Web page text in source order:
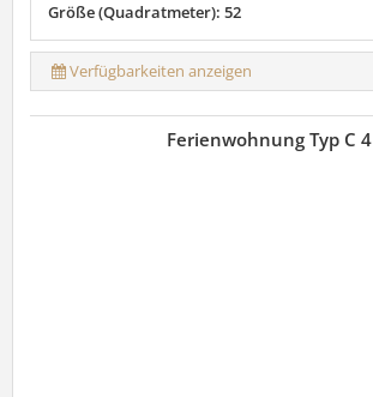
Größe (Quadratmeter): 52
Verfügbarkeiten anzeigen
Ferienwohnung Typ C 4